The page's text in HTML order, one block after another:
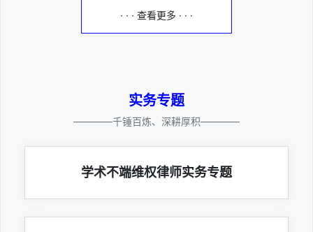
· · · 查看更多 · · ·
实务专题
————千锤百炼、深耕厚积————
学术不端维权律师实务专题